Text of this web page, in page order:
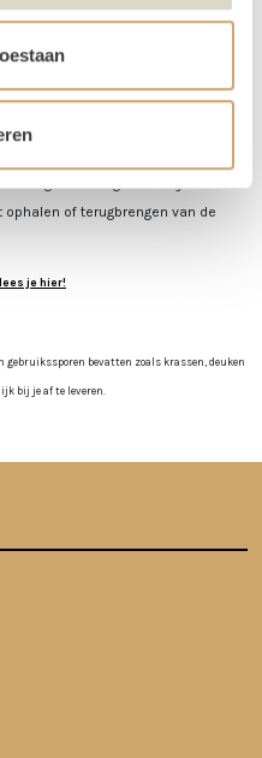
zelf in Utrecht komen ophalen.
of halen wij het voor je op! Valt
weekend? Dan plannen we
op zaterdag. De items
of terugbrengen van de
lees je hier!
bevatten zoals krassen, deuken
bij je af te leveren.